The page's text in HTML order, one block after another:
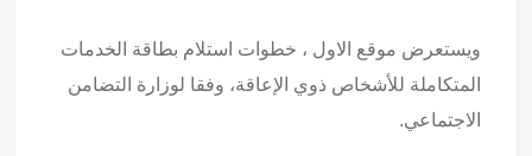
ويستعرض موقع الاول ، خطوات استلام بطاقة الخدمات
المتكاملة للأشخاص ذوي الإعاقة، وفقا لوزارة التضامن
الاجتماعي.